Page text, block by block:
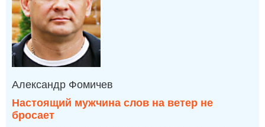
Александр Фомичев
Настоящий мужчина слов на ветер не
бросает